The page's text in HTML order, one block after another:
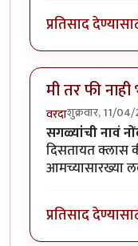
प्रतिसाद
मी तर फी
वरदाशुक्रवार, 11/
सगळ्यांची नावं
दिसतायत क्लास
आमच्यासारख्या
प्रतिसाद